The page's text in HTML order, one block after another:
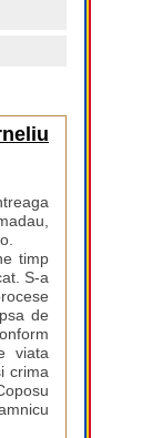
timp
S-a
de
viata
crima